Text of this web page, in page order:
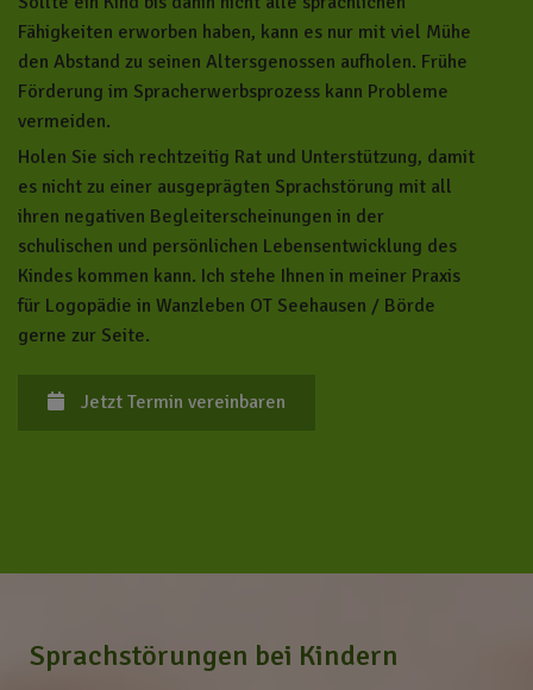
Fähigkeiten erworben haben, kann es nur mit viel Mühe
den Abstand zu seinen Altersgenossen aufholen. Frühe
Förderung im Spracherwerbsprozess kann Probleme
vermeiden.
Holen Sie sich rechtzeitig Rat und Unterstützung, damit
es nicht zu einer ausgeprägten Sprachstörung mit all
ihren negativen Begleiterscheinungen in der
schulischen und persönlichen Lebensentwicklung des
Kindes kommen kann. Ich stehe Ihnen in meiner Praxis
für Logopädie in Wanzleben OT Seehausen / Börde
gerne zur Seite.
Jetzt Termin vereinbaren
Sprachstörungen bei Kindern